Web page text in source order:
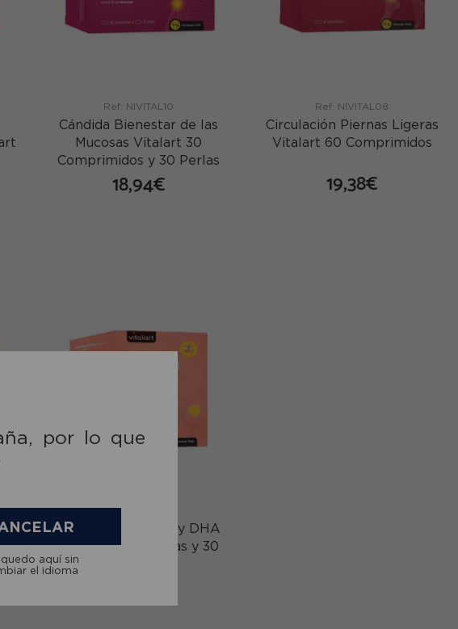
Ref: NIVITAL10
Cándida Bienestar de las
Mucosas Vitalart 30
Comprimidos y 30 Perlas
18,94€
Ref: NIVITAL08
Circulación Piernas Ligeras
Vitalart 60 Comprimidos
19,38€
Ref: NIVITAL11
Omega 3 con EPA y DHA
Vitalart 30 Cápsulas y 30
por lo que
quedo aquí sin
el idioma